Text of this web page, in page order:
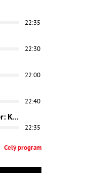
22:35
22:30
22:00
22:40
Lara Croft - Tomb Raider: Kolíska života
22:35
Celý program